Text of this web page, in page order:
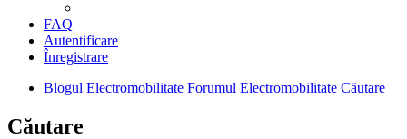
FAQ
Autentificare
Înregistrare
Blogul Electromobilitate Forumul Electromobilitate Căutare
Căutare